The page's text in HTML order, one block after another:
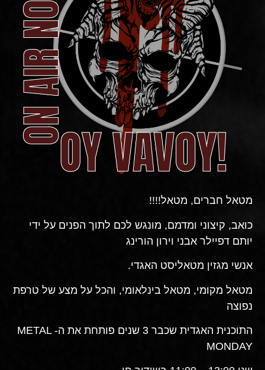
מטאל חברים, מטאל!!!!
כואב, קיצוני ומדמם, מונגש לכם לתוך הפנים על ידי
יותם דפיילר אבני וירון הורינג
אנשי מגזין מטאליסט האגדי.
מטאל מקומי, מטאל בינלאומי, והכל על מצע של טרפת
נפוצה
התוכנית האגדית שכבר 3 שנים פותחת את ה- METAL
MONDAY